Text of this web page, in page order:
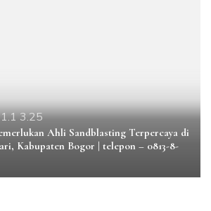
3.25
Ahli Sandblasting Terpercaya di
Kabupaten Bogor | telepon – 0813-8-